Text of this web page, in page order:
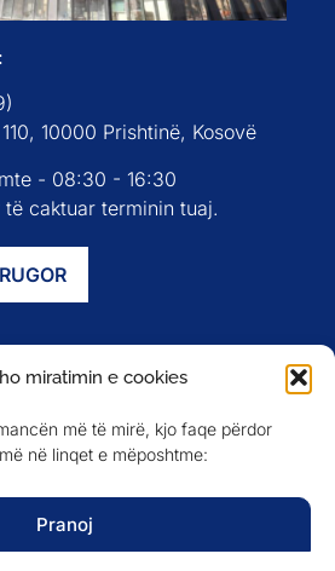
miratimin e cookies
më të mirë, kjo faqe përdor
në linqet e mëposhtme:
Pranoj
10000 Prishtinë, Kosovë
- 08:30 - 16:30
caktuar terminin tuaj.